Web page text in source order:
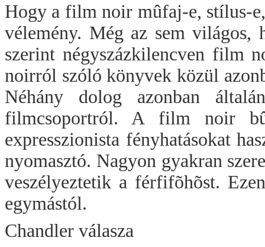
Hogy a film noir mûfaj-e, stílus-
vélemény. Még az sem
szerint négyszázkilencven film
noirról szóló könyvek közül
Néhány dolog azonban
filmcsoportról. A film noir
expresszionista fényhatásokat
nyomasztó. Nagyon gyakran
veszélyeztetik a férfifõhõst.
egymástól.
Chandler válasza